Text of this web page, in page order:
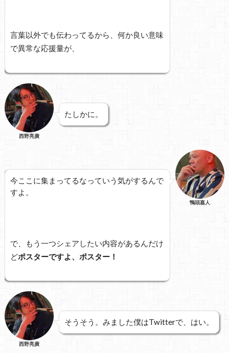
言葉以外でも伝わってるから、何か良い意味
で異常な応援量が、
西野亮廣
たしかに。
今ここに集まってるなっていう気がするんで
すよ。
で、もう一つシェアしたい内容があるんだけ
どポスターですよ、ポスター！
鴨頭嘉人
西野亮廣
そうそう。みました僕はTwitterで、はい。